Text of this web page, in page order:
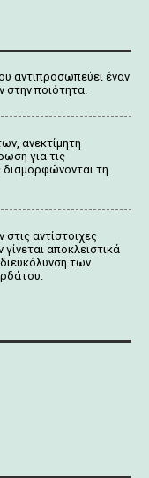
αντιπροσωπεύει έναν
στην ποιότητα.
ανεκτίμητη
για τις
διαμορφώνονται τη
στις αντίστοιχες
αποκλειστικά
των